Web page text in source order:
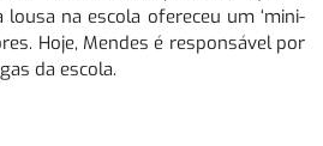
na escola ofereceu um ‘mini-
Hoje, Mendes é responsável por
da escola.